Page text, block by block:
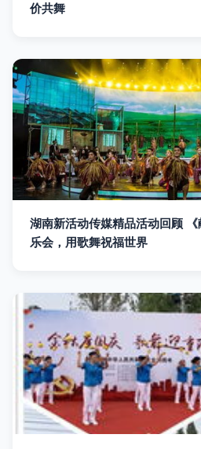
价共舞
湖南新活动传媒精品活动回顾
乐会，用歌舞祝福世界